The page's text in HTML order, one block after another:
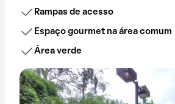
Rampas de acesso
Espaço gourmet na área comum
Área verde